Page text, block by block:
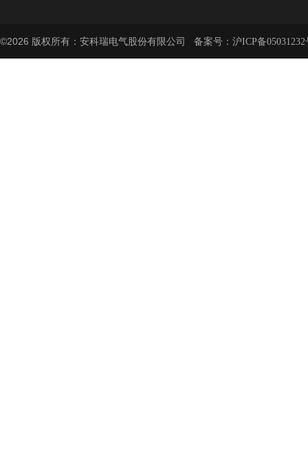
©2026 版权所有：安科瑞电气股份有限公司 备案号： 沪ICP备05031232